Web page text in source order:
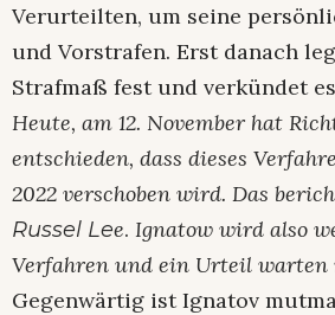
Verurteilten, um seine
und Vorstrafen. Erst danach
Strafmaß fest und verkündet
Heute, am 12. November hat
entschieden, dass dieses
2022 verschoben wird. Das
Russel Lee. Ignatow wird also
Verfahren und ein Urteil warten
Gegenwärtig ist Ignatov